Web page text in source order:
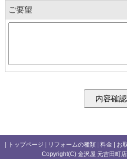
ご要望
トップページ リフォームの種類 料金 お
Copyright(C) 金沢屋 元吉田町